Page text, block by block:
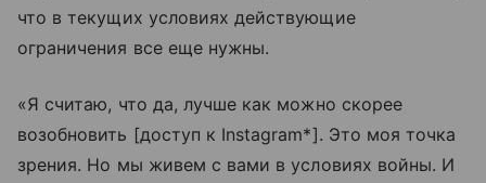
что в текущих условиях действующие
ограничения все еще нужны.
«Я считаю, что да, лучше как можно скорее
возобновить [доступ к Instagram*]. Это моя точка
зрения. Но мы живем с вами в условиях войны. И